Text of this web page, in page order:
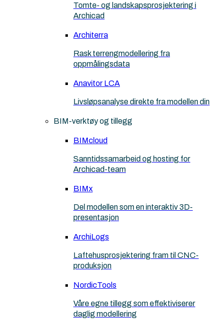
Tomte- og landskapsprosjektering i
Archicad
Architerra
Rask terrengmodellering fra
oppmålingsdata
Anavitor LCA
Livsløpsanalyse direkte fra modellen din
BIM-verktøy og tillegg
BIMcloud
Sanntidssamarbeid og hosting for
Archicad-team
BIMx
Del modellen som en interaktiv 3D-
presentasjon
ArchiLogs
Laftehusprosjektering fram til CNC-
produksjon
NordicTools
Våre egne tillegg som effektiviserer
daglig modellering